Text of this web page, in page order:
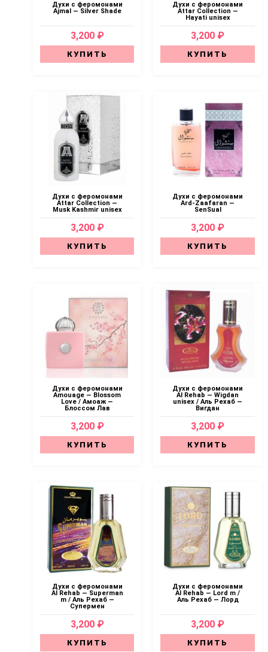
Духи с феромонами
Ajmal — Silver Shade
3,200 ₽
КУПИТЬ
Духи с феромонами
Attar Collection —
Hayati unisex
3,200 ₽
КУПИТЬ
Духи с феромонами
Attar Collection —
Musk Kashmir unisex
3,200 ₽
КУПИТЬ
Духи с феромонами
Ard-Zaafaran —
SenSual
3,200 ₽
КУПИТЬ
Духи с феромонами
Amouage — Blossom
Love / Амоаж —
Блоссом Лав
3,200 ₽
КУПИТЬ
Духи с феромонами
Al Rehab — Wigdan
unisex / Аль Рехаб —
Вигдан
3,200 ₽
КУПИТЬ
Духи с феромонами
Al Rehab — Superman
m / Аль Рехаб —
Супермен
3,200 ₽
КУПИТЬ
Духи с феромонами
Al Rehab — Lord m /
Аль Рехаб — Лорд
3,200 ₽
КУПИТЬ